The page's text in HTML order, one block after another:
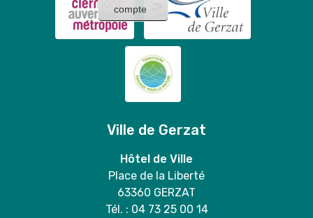
compte
Ville de Gerzat
Hôtel de Ville
Place de la Liberté
63360 GERZAT
Tél. : 04 73 25 00 14